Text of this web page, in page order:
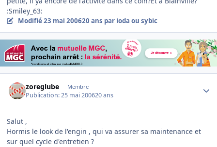
:Smiley_63:
Modifié23 mai 200620 ans par ioda ou sybic
zoreglube Membre
Publication:25 mai 200620 ans
Salut ,
Hormis le look de l'engin , qui va assurer sa maintenance et
sur quel cycle d'entretien ?